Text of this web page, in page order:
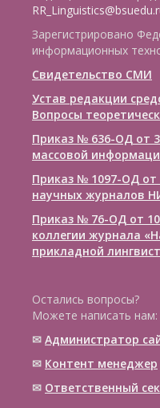
Зарегистрировано
информационных
Свидетельство СМИ
Устав редакции
Вопросы
Приказ № 636-ОД от
массовой
Приказ № 1097-ОД от
научных журналов
Приказ № 76-ОД от
коллегии журнала
прикладной
Остались вопросы?
Можете написать нам:
✉ Администратор
✉ Контент менеджер
✉ Ответственный